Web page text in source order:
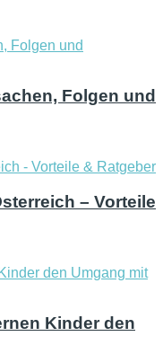
Folgen und
– Vorteile
Kinder den